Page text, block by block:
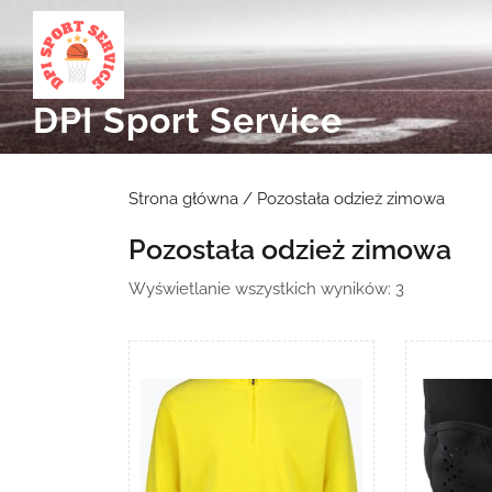
content
DPI Sport Service
Strona główna / Pozostała odzież zimowa
Pozostała odzież zimowa
Wyświetlanie wszystkich wyników: 3